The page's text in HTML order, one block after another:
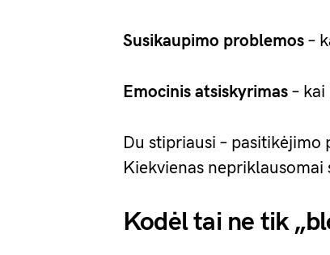
Susikaupimo problemos –
Emocinis atsiskyrimas –
Du stipriausi –
Kiekvienas nepriklausomai
Kodėl tai ne tik